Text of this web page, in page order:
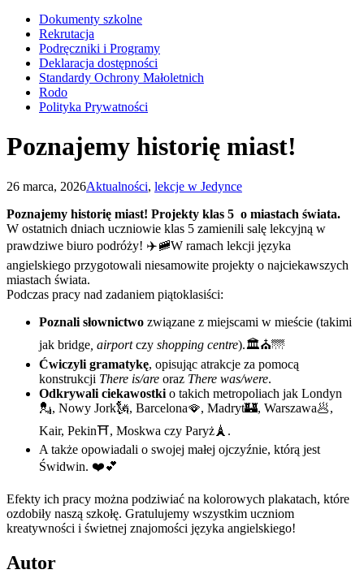
Dokumenty szkolne
Rekrutacja
Podręczniki i Programy
Deklaracja dostępności
Standardy Ochrony Małoletnich
Rodo
Polityka Prywatności
Poznajemy historię miast!
26 marca, 2026Aktualności, lekcje w Jedynce
Poznajemy historię miast! Projekty klas 5 o miastach świata.
W ostatnich dniach uczniowie klas 5 zamienili salę lekcyjną w
prawdziwe biuro podróży! ✈️🚞W ramach lekcji języka
angielskiego przygotowali niesamowite projekty o najciekawszych
miastach świata.
Podczas pracy nad zadaniem piątoklasiści:
Poznali słownictwo związane z miejscami w mieście (takimi
jak bridge , airportczy shopping centre).🏛️⛪🌁
Ćwiczyli gramatykę, opisując atrakcje za pomocą
konstrukcji There is/are oraz There was/were.
Odkrywali ciekawostki o takich metropoliach jak Londyn
💂, Nowy Jork🗽, Barcelona🪭, Madryt🏰, Warszawa🥟,
Kair, Pekin⛩️, Moskwa czy Paryż🗼.
A także opowiadali o swojej małej ojczyźnie, którą jest
Świdwin. ❤️💕
Efekty ich pracy można podziwiać na kolorowych plakatach, które
ozdobiły naszą szkołę. Gratulujemy wszystkim uczniom
kreatywności i świetnej znajomości języka angielskiego!
Autor